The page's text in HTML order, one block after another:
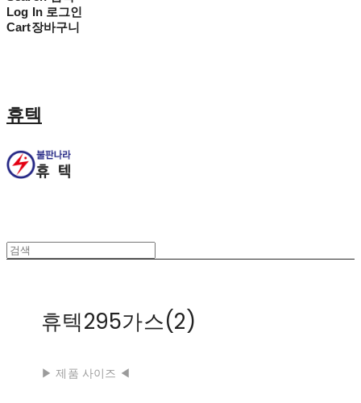
Log In 로그인
Cart장바구니
휴텍
휴텍295가스(2)
▶ 제품 사이즈 ◀